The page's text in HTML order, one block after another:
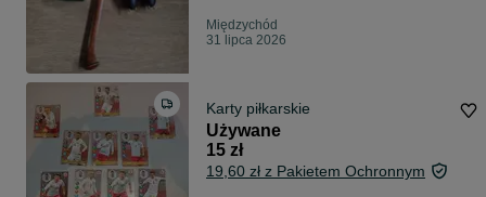
Międzychód
31 lipca 2026
Karty piłkarskie
Używane
15 zł
19,60 zł z Pakietem Ochronnym